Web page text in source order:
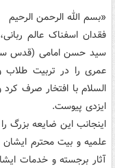
«بسم الله الرحمن الرحيم
فقدان اسفناک عالم
سيد حسن امامى (قدس
عمرى را در تربيت طلاب
السلام با افتخار صرف
ايزدى پيوست.
اينجانب اين ضايعه بزرگ
علميه و بيت محترم
آثار برجسته و خدمات